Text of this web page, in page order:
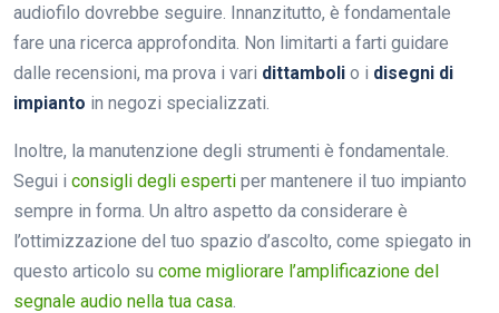
audiofilo dovrebbe seguire. Innanzitutto, è fondamentale
fare una ricerca approfondita. Non limitarti a farti guidare
dalle recensioni, ma prova i vari dittamboli o i disegni di
impianto in negozi specializzati.
Inoltre, la manutenzione degli strumenti è fondamentale.
Segui i consigli degli esperti per mantenere il tuo impianto
sempre in forma. Un altro aspetto da considerare è
l’ottimizzazione del tuo spazio d’ascolto, come spiegato in
questo articolo su come migliorare l’amplificazione del
segnale audio nella tua casa.